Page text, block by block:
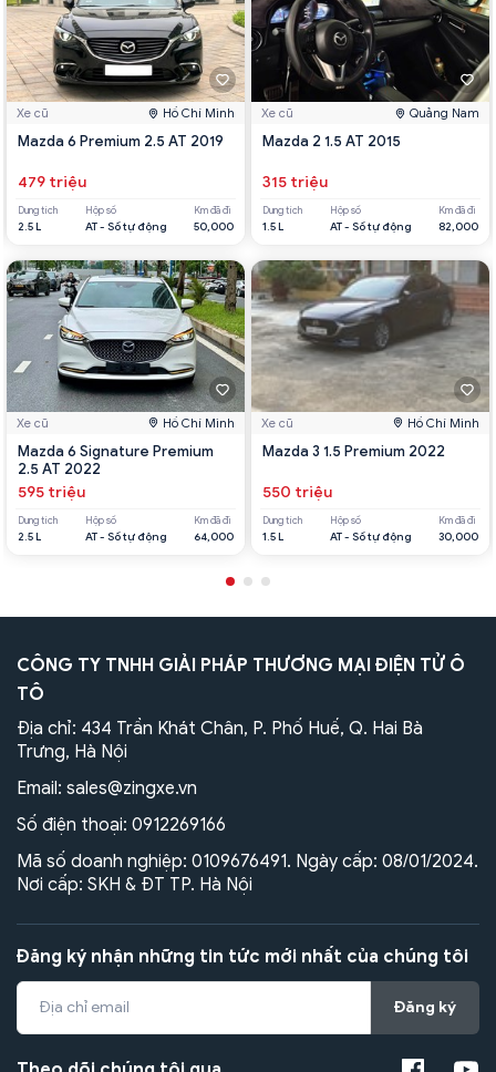
Xe cũ Hồ Chí Minh
Mazda 6 Premium 2.5 AT 2019
479 triệu
Dung tích
2.5 L
Hộp số
AT - Số tự động
Km đã đi
50,000
Xe cũ Hồ Chí Minh
Mazda 6 Signature Premium
2.5 AT 2022
595 triệu
Dung tích
2.5 L
Hộp số
AT - Số tự động
Km đã đi
64,000
Xe cũ Quảng Nam
Mazda 2 1.5 AT 2015
315 triệu
Dung tích
1.5 L
Hộp số
AT - Số tự động
Km đã đi
82,000
Xe cũ Hồ Chí Minh
Mazda 3 1.5 Premium 2022
550 triệu
Dung tích
1.5 L
Hộp số
AT - Số tự động
Km đã đi
30,000
CÔNG TY TNHH GIẢI PHÁP THƯƠNG MẠI ĐIỆN TỬ Ô
TÔ
Địa chỉ: 434 Trần Khát Chân, P. Phố Huế, Q. Hai Bà
Trưng, Hà Nội
Email: sales@zingxe.vn
Số điện thoại: 0912269166
Mã số doanh nghiệp: 0109676491. Ngày cấp: 08/01/2024.
Nơi cấp: SKH & ĐT TP. Hà Nội
Đăng ký nhận những tin tức mới nhất của chúng tôi
Đăng ký